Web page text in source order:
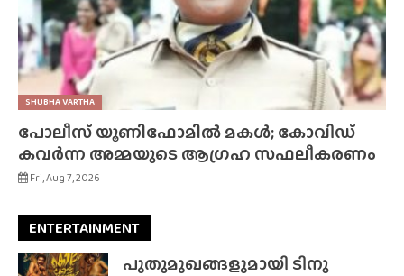
SHUBHA VARTHA
പോലീസ് യൂണിഫോമിൽ മകൾ; കോവിഡ്
കവർന്ന അമ്മയുടെ ആഗ്രഹ സഫലീകരണം
Fri, Aug 7, 2026
ENTERTAINMENT
പുതുമുഖങ്ങളുമായി ടിനു